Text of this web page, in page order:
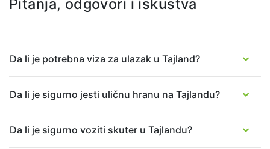
Pitanja, odgovori i iskustva
Da li je potrebna viza za ulazak u Tajland?
Da li je sigurno jesti uličnu hranu na Tajlandu?
Da li je sigurno voziti skuter u Tajlandu?